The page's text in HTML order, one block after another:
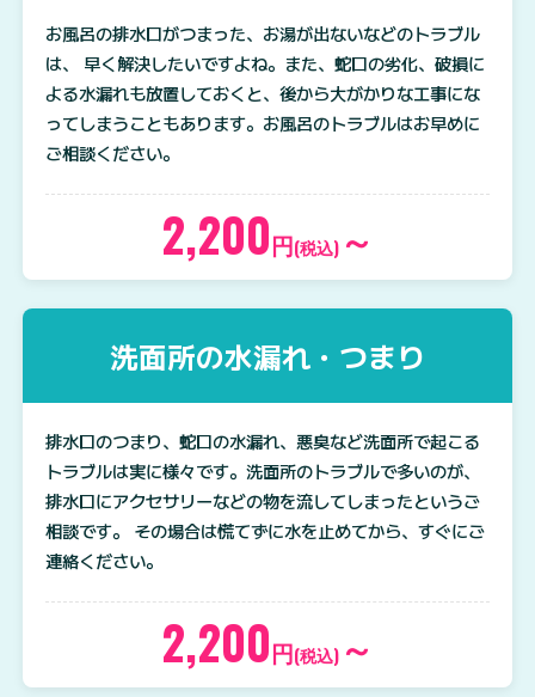
お風呂の排水口がつまった、お湯が出ないなどのトラブル
は、 早く解決したいですよね。また、蛇口の劣化、破損に
よる水漏れも放置しておくと、後から大がかりな工事にな
ってしまうこともあります。お風呂のトラブルはお早めに
ご相談ください。
2,200円(税込) ～
洗面所の水漏れ・つまり
排水口のつまり、蛇口の水漏れ、悪臭など洗面所で起こる
トラブルは実に様々です。洗面所のトラブルで多いのが、
排水口にアクセサリーなどの物を流してしまったというご
相談です。 その場合は慌てずに水を止めてから、すぐにご
連絡ください。
2,200円(税込) ～